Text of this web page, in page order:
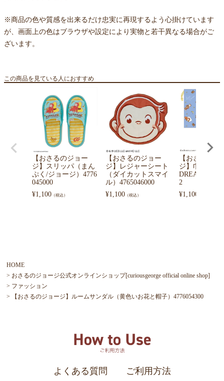
※商品の色や質感を出来るだけ忠実に再現するよう心掛けています
が、画面上の色はブラウザや設定により実物と若干異なる場合がご
ざいます。
この商品を見ている人におすすめ
【おさるのジョー
ジ】スリッパ（まん
ぷく/ジョージ）4776
045000
¥1,100 （税込）
【おさるのジョー
ジ】レジャーシート
（ダイカットスマイ
ル）4765046000
¥1,100 （税込）
【おさるのジ
ジ】巾着（
DREAMS）
2
¥1,100
HOME
おさるのジョージ公式オンラインショップ[curiousgeorge official online shop]
ファッション
【おさるのジョージ】ルームサンダル（黄色いお花と帽子）4776054300
よくある質問 ご利用方法